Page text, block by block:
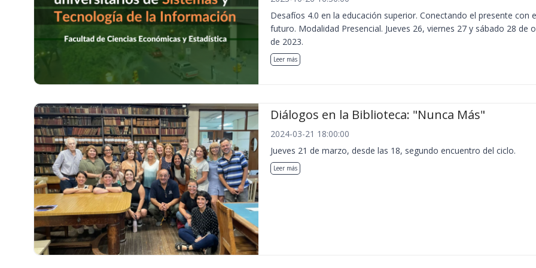
Desafíos 4.0 en la educación superior. Conectando el presente con
futuro. Modalidad Presencial. Jueves 26, viernes 27 y sábado 28 de
de 2023.
Leer más
Diálogos en la Biblioteca: "Nunca Más"
2024-03-21 18:00:00
Jueves 21 de marzo, desde las 18, segundo encuentro del ciclo.
Leer más